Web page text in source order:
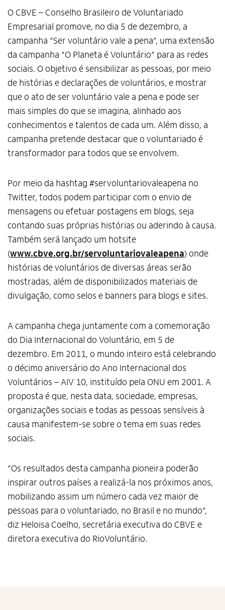
O CBVE – Conselho Brasileiro de Voluntariado
Empresarial promove, no dia 5 de dezembro, a
campanha “Ser voluntário vale a pena”, uma extensão
da campanha “O Planeta é Voluntário” para as redes
sociais. O objetivo é sensibilizar as pessoas, por meio
de histórias e declarações de voluntários, e mostrar
que o ato de ser voluntário vale a pena e pode ser
mais simples do que se imagina, alinhado aos
conhecimentos e talentos de cada um. Além disso, a
campanha pretende destacar que o voluntariado é
transformador para todos que se envolvem.
Por meio da hashtag #servoluntariovaleapena no
Twitter, todos podem participar com o envio de
mensagens ou efetuar postagens em blogs, seja
contando suas próprias histórias ou aderindo à causa.
Também será lançado um hotsite
(www.cbve.org.br/servoluntariovaleapena) onde
histórias de voluntários de diversas áreas serão
mostradas, além de disponibilizados materiais de
divulgação, como selos e banners para blogs e sites.
A campanha chega juntamente com a comemoração
do Dia Internacional do Voluntário, em 5 de
dezembro. Em 2011, o mundo inteiro está celebrando
o décimo aniversário do Ano Internacional dos
Voluntários – AIV 10, instituído pela ONU em 2001. A
proposta é que, nesta data, sociedade, empresas,
organizações sociais e todas as pessoas sensíveis à
causa manifestem-se sobre o tema em suas redes
sociais.
“Os resultados desta campanha pioneira poderão
inspirar outros países a realizá-la nos próximos anos,
mobilizando assim um número cada vez maior de
pessoas para o voluntariado, no Brasil e no mundo”,
diz Heloisa Coelho, secretária executiva do CBVE e
diretora executiva do RioVoluntário.